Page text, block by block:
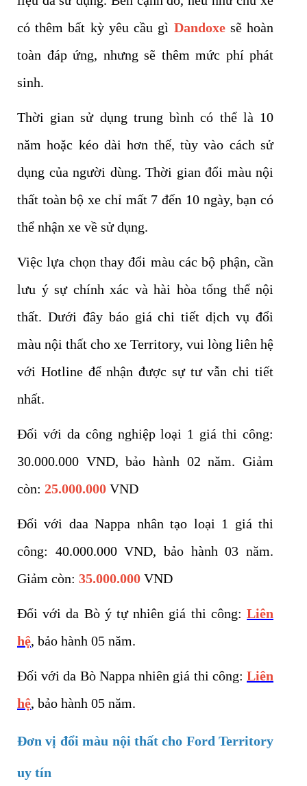
có thêm bất kỳ yêu cầu gì Dandoxesẽ hoàn
toàn đáp ứng, nhưng sẽ thêm mức phí phát
sinh.
Thời gian sử dụng trung bình có thể là 10
năm hoặc kéo dài hơn thế, tùy vào cách sử
dụng của người dùng. Thời gian đổi màu nội
thất toàn bộ xe chỉ mất 7 đến 10 ngày, bạn có
thể nhận xe về sử dụng.
Việc lựa chọn thay đổi màu các bộ phận, cần
lưu ý sự chính xác và hài hòa tổng thể nội
thất. Dưới đây báo giá chi tiết dịch vụ đổi
màu nội thất cho xe Territory, vui lòng liên hệ
với Hotline để nhận được sự tư vẫn chi tiết
nhất.
Đối với da công nghiệp loại 1 giá thi công:
30.000.000 VND, bảo hành 02 năm. Giảm
còn: 25.000.000 VND
Đối với daa Nappa nhân tạo loại 1 giá thi
công: 40.000.000 VND, bảo hành 03 năm.
Giảm còn: 35.000.000 VND
Đối với da Bò ý tự nhiên giá thi công: Liên
hệ, bảo hành 05 năm.
Đối với da Bò Nappa nhiên giá thi công: Liên
hệ, bảo hành 05 năm.
Đơn vị đổi màu nội thất cho Ford Territory
uy tín